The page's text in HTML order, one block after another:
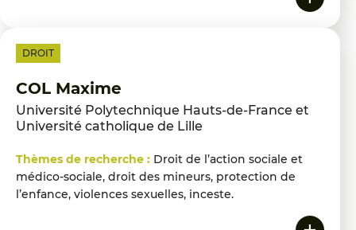
DROIT
COL Maxime
Université Polytechnique Hauts-de-France et
Université catholique de Lille
Thèmes de recherche : Droit de l’action sociale et
médico-sociale, droit des mineurs, protection de
l’enfance, violences sexuelles, inceste.